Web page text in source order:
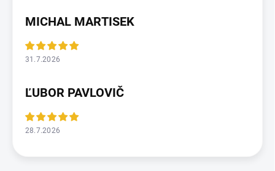
MICHAL MARTISEK
31.7.2026
ĽUBOR PAVLOVIČ
28.7.2026